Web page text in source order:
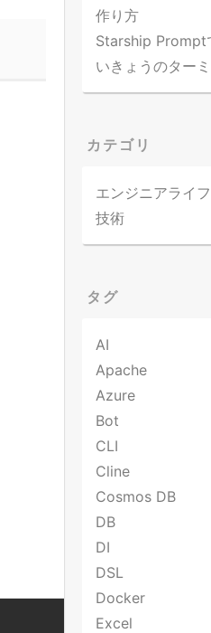
作り方
Starship Prompt
いきょうのター
カテゴリ
エンジニアライフ
技術
タグ
AI
Apache
Azure
Bot
CLI
Cline
Cosmos DB
DB
DI
DSL
Docker
Excel